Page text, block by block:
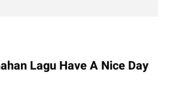
Lagu Have A Nice Day